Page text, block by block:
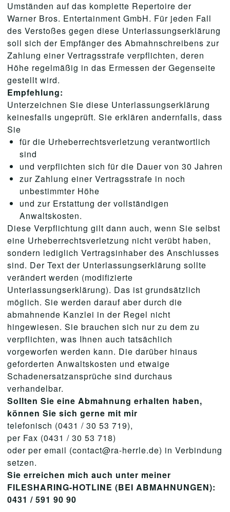
Umständen auf das komplette Repertoire der
Warner Bros. Entertainment GmbH. Für jeden Fall
des Verstoßes gegen diese Unterlassungserklärung
soll sich der Empfänger des Abmahnschreibens zur
Zahlung einer Vertragsstrafe verpflichten, deren
Höhe regelmäßig in das Ermessen der Gegenseite
gestellt wird.
Empfehlung:
Unterzeichnen Sie diese Unterlassungserklärung
keinesfalls ungeprüft. Sie erklären andernfalls, dass
Sie
für die Urheberrechtsverletzung verantwortlich
sind
und verpflichten sich für die Dauer von 30 Jahren
zur Zahlung einer Vertragsstrafe in noch
unbestimmter Höhe
und zur Erstattung der vollständigen
Anwaltskosten.
Diese Verpflichtung gilt dann auch, wenn Sie selbst
eine Urheberrechtsverletzung nicht verübt haben,
sondern lediglich Vertragsinhaber des Anschlusses
sind. Der Text der Unterlassungserklärung sollte
verändert werden (modifizierte
Unterlassungserklärung). Das ist grundsätzlich
möglich. Sie werden darauf aber durch die
abmahnende Kanzlei in der Regel nicht
hingewiesen. Sie brauchen sich nur zu dem zu
verpflichten, was Ihnen auch tatsächlich
vorgeworfen werden kann. Die darüber hinaus
geforderten Anwaltskosten und etwaige
Schadenersatzansprüche sind durchaus
verhandelbar.
Sollten Sie eine Abmahnung erhalten haben,
können Sie sich gerne mit mir
telefonisch (0431 / 30 53 719),
per Fax (0431 / 30 53 718)
oder per email (contact@ra-herrle.de) in Verbindung
setzen.
Sie erreichen mich auch unter meiner
FILESHARING-HOTLINE (BEI ABMAHNUNGEN):
0431 / 591 90 90